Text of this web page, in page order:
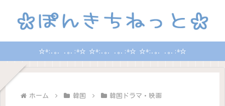
☆*:.｡. .｡.:*☆ ☆*:.｡. .｡.:*☆ ☆*:.｡. .｡.:*☆
ホーム 韓国 韓国ドラマ・映画